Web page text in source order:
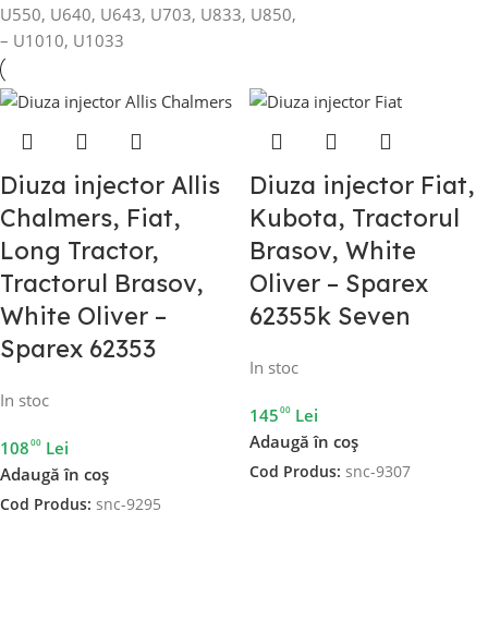
U550, U640, U643, U703, U833, U850,
– U1010, U1033
Diuza injector Allis
Chalmers, Fiat,
Long Tractor,
Tractorul Brasov,
White Oliver –
Sparex 62353
In stoc
10800 Lei
Adaugă în coș
Cod Produs: snc-9295
Diuza injector Fiat,
Kubota, Tractorul
Brasov, White
Oliver – Sparex
62355k Seven
In stoc
14500 Lei
Adaugă în coș
Cod Produs: snc-9307